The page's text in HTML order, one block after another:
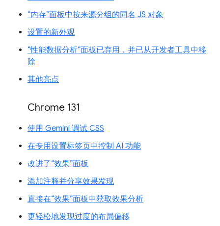
“内存”面板中按来源分组的同名 JS 对象
设置的新外观
“性能数据分析”面板已弃用，并已从开发者工具中移
除
其他亮点
Chrome 131
使用 Gemini 调试 CSS
在专用设置标签页中控制 AI 功能
改进了“效果”面板
添加注释并分享效果发现
直接在“效果”面板中获取效果分析
更轻松地发现过度的布局偏移